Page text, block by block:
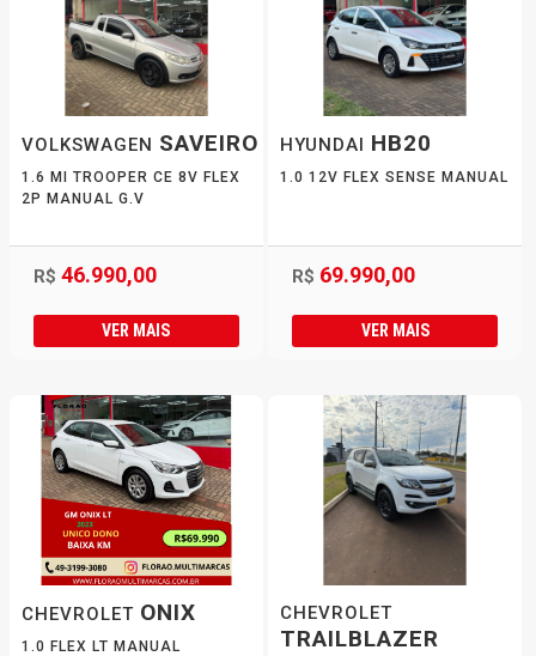
VOLKSWAGEN SAVEIRO
1.6 MI TROOPER CE 8V FLEX
2P MANUAL G.V
R$ 46.990,00
VER MAIS
HYUNDAI HB20
1.0 12V FLEX SENSE MANUAL
R$ 69.990,00
VER MAIS
CHEVROLET ONIX
1.0 FLEX LT MANUAL
CHEVROLET
TRAILBLAZER